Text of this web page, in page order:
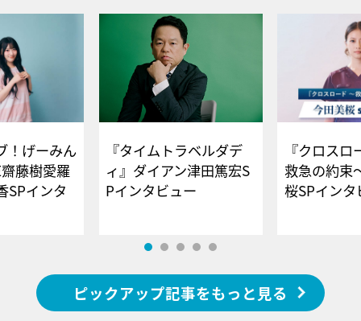
！げーみん
藤樹愛羅
SPインタ
『タイムトラベルダデ
ィ』ダイアン津田篤宏S
Pインタビュー
『クロス
救急の約束
桜SPイ
ピックアップ記事をもっと見る